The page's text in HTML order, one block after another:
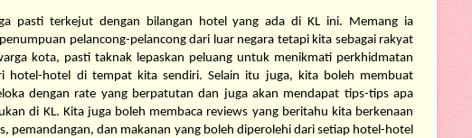
pasti terkejut dengan bilangan hotel yang ada di KL ini. Memang ia
pelancong-pelancong dari luar negara tetapi kita sebagai rakyat
kota, pasti taknak lepaskan peluang untuk menikmati perkhidmatan
hotel-hotel di tempat kita sendiri. Selain itu juga, kita boleh membuat
dengan rate yang berpatutan dan juga akan mendapat tips-tips apa
di KL. Kita juga boleh membaca reviews yang beritahu kita berkenaan
pemandangan, dan makanan yang boleh diperolehi dari setiap hotel-hotel